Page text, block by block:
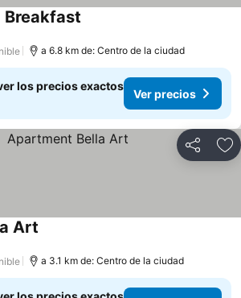
Breakfast
a 6.8 km de: Centro de la ciudad
los precios exactos
Ver precios
Compartir
Art
a 3.1 km de: Centro de la ciudad